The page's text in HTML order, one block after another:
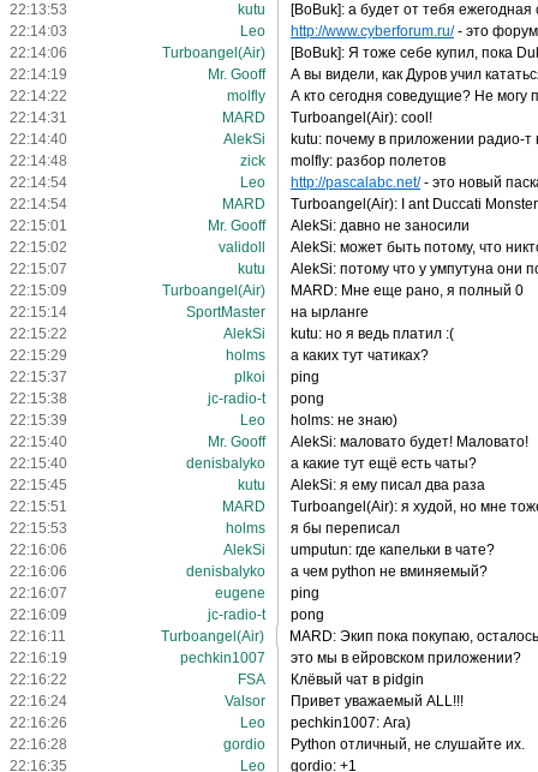
22:13:53
kutu
[BoBuk]: а будет от тебя
22:14:03
Leo http://www.cyberforum.ru/- это
22:14:06
Turboangel(Air)
[BoBuk]: Я тоже себе купил, пока
22:14:19
Mr. Gooff
А вы видели, как Дуров учил
22:14:22
molfly
А кто сегодня соведущие? Не могу
22:14:31
MARD
Turboangel(Air): cool!
22:14:40
AlekSi
kutu: почему в приложении радио-т
22:14:48
zick
molfly: разбор полетов
22:14:54
Leo http://pascalabc.net/- это новый
22:14:54
MARD
Turboangel(Air): I ant Duccati Monster
22:15:01
Mr. Gooff
AlekSi: давно не заносили
22:15:02
validoll
AlekSi: может быть потому, что
22:15:07
kutu
AlekSi: потому что у умпутуна они
22:15:09
Turboangel(Air)
MARD: Мне еще рано, я полный 0
22:15:14
SportMaster
на ырланге
22:15:22
AlekSi
kutu: но я ведь платил :(
22:15:29
holms
а каких тут чатиках?
22:15:37
plkoi
ping
22:15:38
jc-radio-t
pong
22:15:39
Leo
holms: не знаю)
22:15:40
Mr. Gooff
AlekSi: маловато будет! Маловато!
22:15:40
denisbalyko
а какие тут ещё есть чаты?
22:15:45
kutu
AlekSi: я ему писал два раза
22:15:51
MARD
Turboangel(Air): я худой, но мне
22:15:53
holms
я бы переписал
22:16:06
AlekSi
umputun: где капельки в чате?
22:16:06
denisbalyko
а чем python не вминяемый?
22:16:07
eugene
ping
22:16:09
jc-radio-t
pong
22:16:11
Turboangel(Air)
MARD: Экип пока покупаю,
22:16:19
pechkin1007
это мы в ейровском приложении?
22:16:22
FSA
Клёвый чат в pidgin
22:16:24
Valsor
Привет уважаемый ALL!!!
22:16:26
Leo
pechkin1007: Ага)
22:16:28
gordio
Python отличный, не слушайте их.
22:16:35
Leo gordio: +1